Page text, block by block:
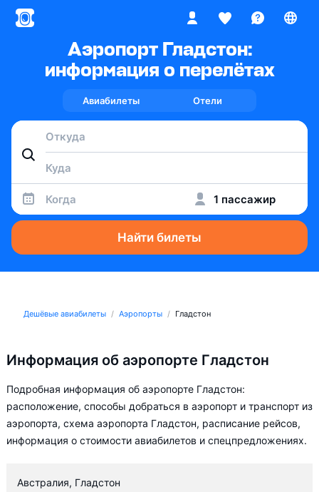
Аэропорт Гладстон:
информация о перелётах
Авиабилеты Отели
Когда 1 пассажир
Найти билеты
Дешёвые авиабилеты Аэропорты Гладстон
Информация об аэропорте Гладстон
Подробная информация об аэропорте Гладстон:
расположение, способы добраться в аэропорт и транспорт из
аэропорта, схема аэропорта Гладстон, расписание рейсов,
информация о стоимости авиабилетов и спецпредложениях.
Австралия, Гладстон